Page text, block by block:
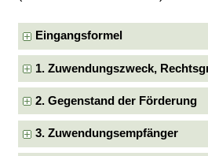
Eingangsformel
1. Zuwendungszweck,
2. Gegenstand der Förderung
3. Zuwendungsempfänger